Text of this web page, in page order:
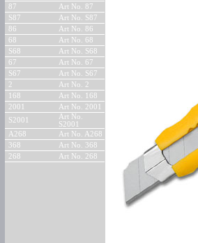
87
Art No. 87
S87
Art No. S87
86
Art No. 86
68
Art No. 68
S68
Art No. S68
67
Art No. 67
S67
Art No. S67
2
Art No. 2
168
Art No. 168
2001
Art No. 2001
S2001
Art No.
S2001
A268
Art No. A268
368
Art No. 368
268
Art No. 268